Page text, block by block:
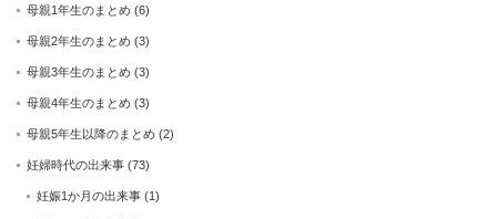
母親1年生のまとめ (6)
母親2年生のまとめ (3)
母親3年生のまとめ (3)
母親4年生のまとめ (3)
母親5年生以降のまとめ (2)
妊婦時代の出来事 (73)
妊娠1か月の出来事 (1)